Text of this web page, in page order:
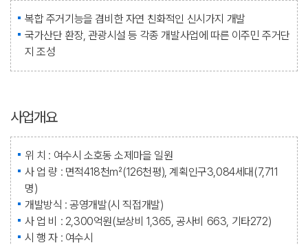
복합 주거기능을 겸비한 자연 친화적인 신시가지 개발
국가산단 환장, 관광시설 등 각종 개발사업에 따른 이주민 주거단
지 조성
사업개요
위 치 : 여수시 소호동 소제마을 일원
사 업 량 : 면적418천㎡(126천평), 계획인구3,084세대(7,711
명)
개발방식 : 공영개발(시 직접개발)
사 업 비 : 2,300억원(보상비 1,365, 공사비 663, 기타272)
시 행 자 : 여수시